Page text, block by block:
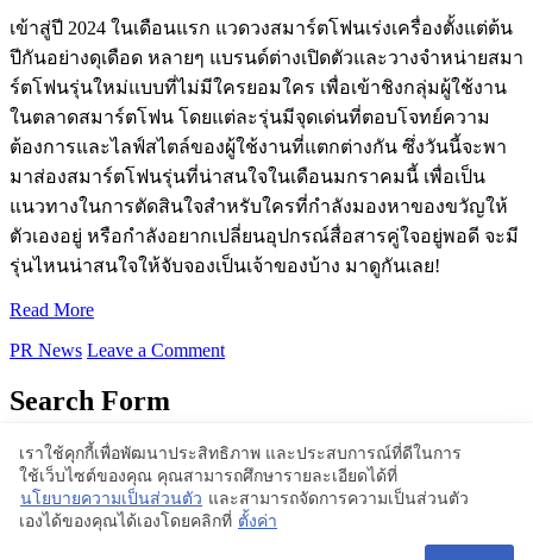
เข้าสู่ปี 2024 ในเดือนแรก แวดวงสมาร์ตโฟนเร่งเครื่องตั้งแต่ต้น
ปีกันอย่างดุเดือด หลายๆ แบรนด์ต่างเปิดตัวและวางจำหน่ายสมา
ร์ตโฟนรุ่นใหม่แบบที่ไม่มีใครยอมใคร เพื่อเข้าชิงกลุ่มผู้ใช้งาน
ในตลาดสมาร์ตโฟน โดยแต่ละรุ่นมีจุดเด่นที่ตอบโจทย์ความ
ต้องการและไลฟ์สไตล์ของผู้ใช้งานที่แตกต่างกัน ซึ่งวันนี้จะพา
มาส่องสมาร์ตโฟนรุ่นที่น่าสนใจในเดือนมกราคมนี้ เพื่อเป็น
แนวทางในการตัดสินใจสำหรับใครที่กำลังมองหาของขวัญให้
ตัวเองอยู่ หรือกำลังอยากเปลี่ยนอุปกรณ์สื่อสารคู่ใจอยู่พอดี จะมี
รุ่นไหนน่าสนใจให้จับจองเป็นเจ้าของบ้าง มาดูกันเลย!
Read More
PR News Leave a Comment
Search Form
Proudly powered by WordPress | Theme: BlogStyle
เราใช้คุกกี้เพื่อพัฒนาประสิทธิภาพ และประสบการณ์ที่ดีในการ
ใช้เว็บไซต์ของคุณ คุณสามารถศึกษารายละเอียดได้ที่
นโยบายความเป็นส่วนตัว และสามารถจัดการความเป็นส่วนตัว
เองได้ของคุณได้เองโดยคลิกที่ ตั้งค่า